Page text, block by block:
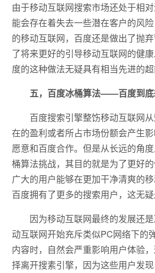
由于移动互联网搜索市场还处于相
能会存在着失去一些潜在客户的风
的移动互联网，百度还是做出了抛
了将来更好的引导移动互联网的健
度的这种做法无疑具有相当先进的超
五，百度冰桶算法——百度到底
百度搜索引擎整饬移动互联网
在的盈利或者所占市场份额会产生
愿意和百度合作。但是从长远的角
桶算法挑战，其目的就是为了更好
广大的用户能够在更加干净清爽的
百度拥有了更多的搜索用户，这无
因为移动互联网最终的发展还
动互联网开始充斥类似PC网络下的
内容时，自然会严重影响用户体验
择离开搜素引擎，因为这些用户发